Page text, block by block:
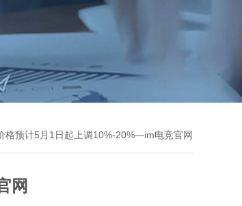
格预计5月1日起上调10%-20%—im电竞官网
网